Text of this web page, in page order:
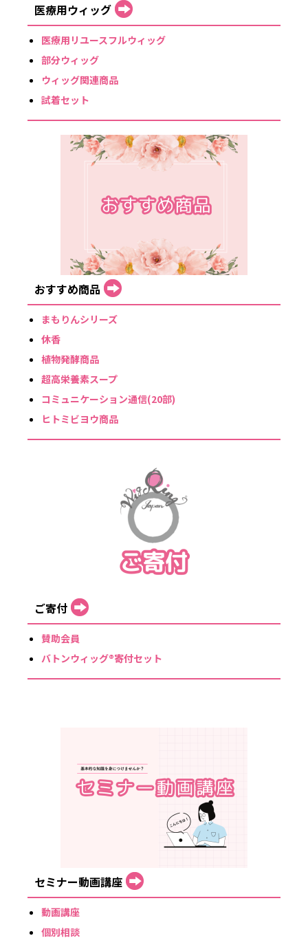
医療用ウィッグ
医療用リユースフルウィッグ
部分ウィッグ
ウィッグ関連商品
試着セット
おすすめ商品
まもりんシリーズ
休香
植物発酵商品
超高栄養素スープ
コミュニケーション通信(20部)
ヒトミビヨウ商品
ご寄付
賛助会員
バトンウィッグ®寄付セット
セミナー動画講座
動画講座
個別相談